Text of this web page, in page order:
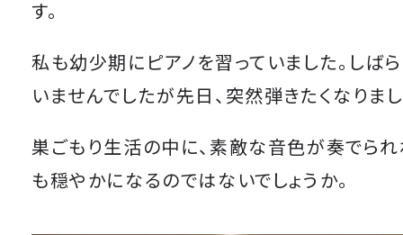
す。
私も幼少期にピアノを習っていました。しば
いませんでしたが先日、突然弾きたくなりまし
巣ごもり生活の中に、素敵な音色が奏でら
も穏やかになるのではないでしょうか。